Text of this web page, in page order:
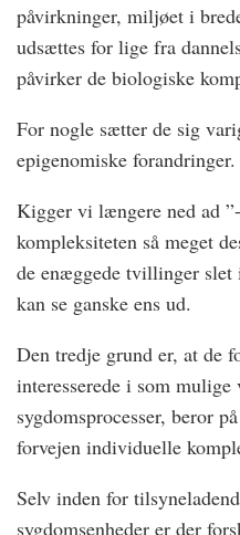
påvirkninger, miljøet i
udsættes for lige fra
påvirker de biologiske
For nogle sætter de sig
epigenomiske forandringer.
Kigger vi længere ned ad
kompleksiteten så meget
de enæggede tvillinger slet
kan se ganske ens ud.
Den tredje grund er, at de
interesserede i som
sygdomsprocesser, beror
forvejen individuelle
Selv inden for
sygdomsenheder er der